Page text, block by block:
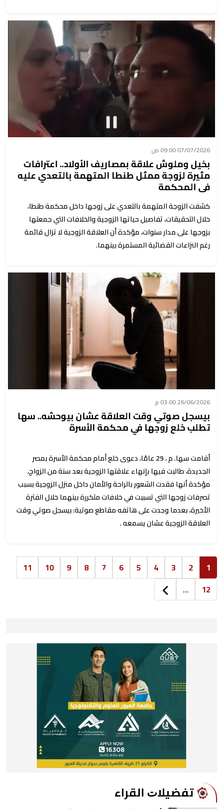
07/07/2026 09:00 ص
بخيل وملوش علاقة بمصاريف الأولاد.. اعترافات
مثيرة لزوجة ممثل طنطا المتهمة بالتعدي عليه
في المحكمة
كشفت الزوجة المتهمة بالتعدي على زوجها داخل محكمة طنطا،
خلال التحقيقات، تفاصيل حياتها الزوجية والخلافات التي جمعتها
بزوجها على مدار سنوات، مؤكدة أن العلاقة الزوجية لا تزال قائمة
رغم النزاعات القضائية المستمرة بينهما.
26/06/2026 03:00 م
بيسجل صوتي وقت العلاقة عشان بيوحشه.. سها
تطلب خلع زوجها في محكمة الأسرة
أقامت سها. م ، 29 عامًا، دعوى خلع أمام محكمة الأسرة بمصر
الجديدة، طالبت فيها بإنهاء علاقتها الزوجية بعد سنة من الزواج،
مؤكدة أنها فقدت الشعور بالراحة والأمان داخل منزل الزوجية بسبب
تصرفات زوجها التي تسببت في خلافات متكررة بينهما خلال الفترة
الأخيرة، بعدما وجدت على هاتفه مقاطع صوتية: بيسجل صوتي وقت
العلاقة الزوجية عشان يسمعه .
1
2
3
4
5
6
7
8
9
10
11
12
...
ﺗﻔﻀﻴﻼﺕ اﻟﻘﺮاء